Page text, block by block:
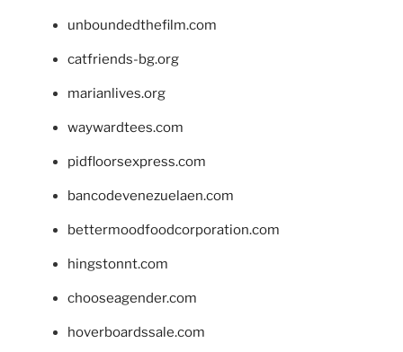
unboundedthefilm.com
catfriends-bg.org
marianlives.org
waywardtees.com
pidfloorsexpress.com
bancodevenezuelaen.com
bettermoodfoodcorporation.com
hingstonnt.com
chooseagender.com
hoverboardssale.com